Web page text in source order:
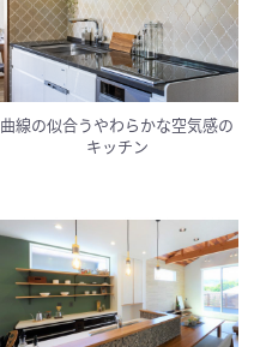
曲線の似合うやわらかな空気感の
キッチン